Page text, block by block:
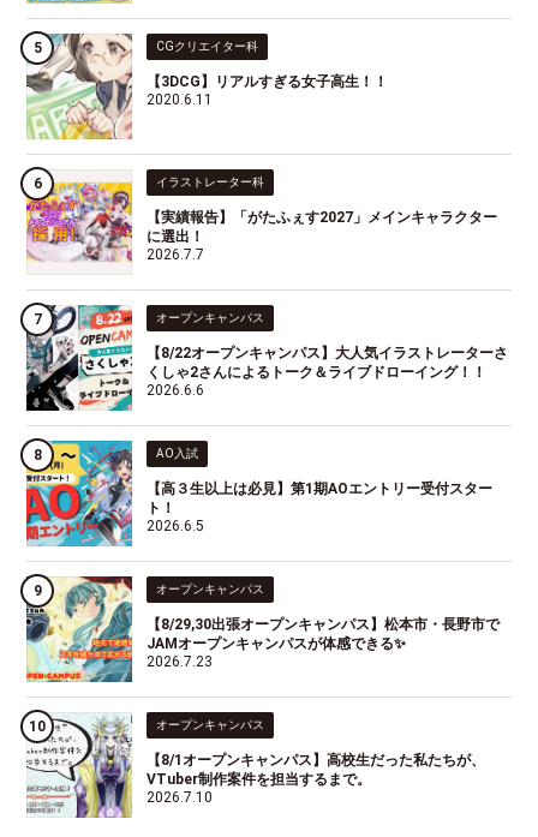
CGクリエイター科
【3DCG】リアルすぎる女子高生！！
2020.6.11
イラストレーター科
【実績報告】「がたふぇす2027」メインキャラクター
に選出！
2026.7.7
オープンキャンパス
【8/22オープンキャンパス】大人気イラストレーターさ
くしゃ2さんによるトーク＆ライブドローイング！！
2026.6.6
AO入試
【高３生以上は必見】第1期AOエントリー受付スター
ト！
2026.6.5
オープンキャンパス
【8/29,30出張オープンキャンパス】松本市・長野市で
JAMオープンキャンパスが体感できる✨
2026.7.23
オープンキャンパス
【8/1オープンキャンパス】高校生だった私たちが、
VTuber制作案件を担当するまで。
2026.7.10